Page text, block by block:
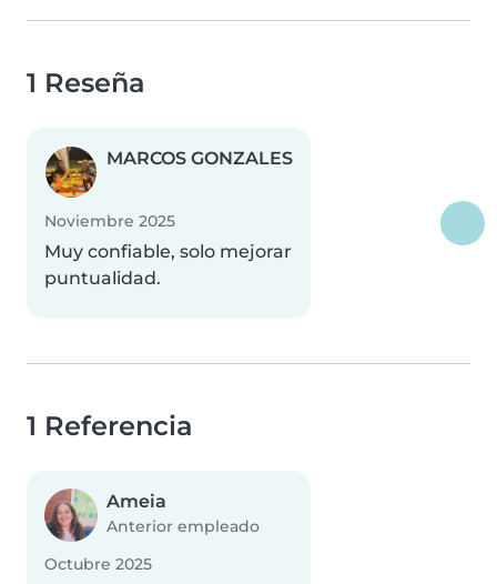
1 Reseña
MARCOS GONZALES
Noviembre 2025
Muy confiable, solo mejorar
puntualidad.
1 Referencia
Ameia
Anterior empleado
Octubre 2025